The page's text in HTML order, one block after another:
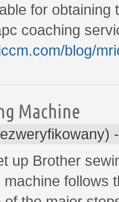
for obtaining
coaching
blog/
Machine
up Brother
follows